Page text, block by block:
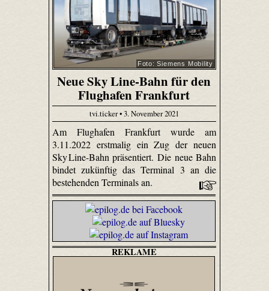
Foto: Siemens Mobility
Neue Sky Line-Bahn für den
Flughafen Frankfurt
tvi.ticker • 3. November 2021
Am Flughafen Frankfurt wurde am
3.11.2022 erstmalig ein Zug der neuen
Sky Line-Bahn präsentiert. Die neue Bahn
bindet zukünftig das Terminal 3 an die
bestehenden Terminals an.
REKLAME